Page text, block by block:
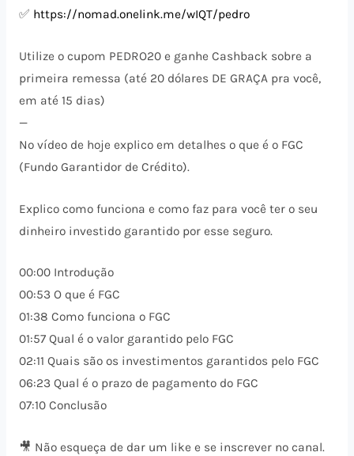
✅ https://nomad.onelink.me/wIQT/pedro
Utilize o cupom PEDRO20 e ganhe Cashback sobre a
primeira remessa (até 20 dólares DE GRAÇA pra você,
em até 15 dias)
—
No vídeo de hoje explico em detalhes o que é o FGC
(Fundo Garantidor de Crédito).
Explico como funciona e como faz para você ter o seu
dinheiro investido garantido por esse seguro.
00:00 Introdução
00:53 O que é FGC
01:38 Como funciona o FGC
01:57 Qual é o valor garantido pelo FGC
02:11 Quais são os investimentos garantidos pelo FGC
06:23 Qual é o prazo de pagamento do FGC
07:10 Conclusão
🎥 Não esqueça de dar um like e se inscrever no canal.